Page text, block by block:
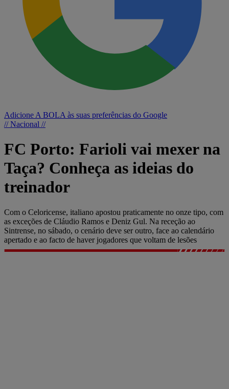
Adicione A BOLA às suas preferências do Google
// Nacional //
FC Porto: Farioli vai mexer na
Taça? Conheça as ideias do
treinador
Com o Celoricense, italiano apostou praticamente no onze tipo, com
as exceções de Cláudio Ramos e Deniz Gul. Na receção ao
Sintrense, no sábado, o cenário deve ser outro, face ao calendário
apertado e ao facto de haver jogadores que voltam de lesões